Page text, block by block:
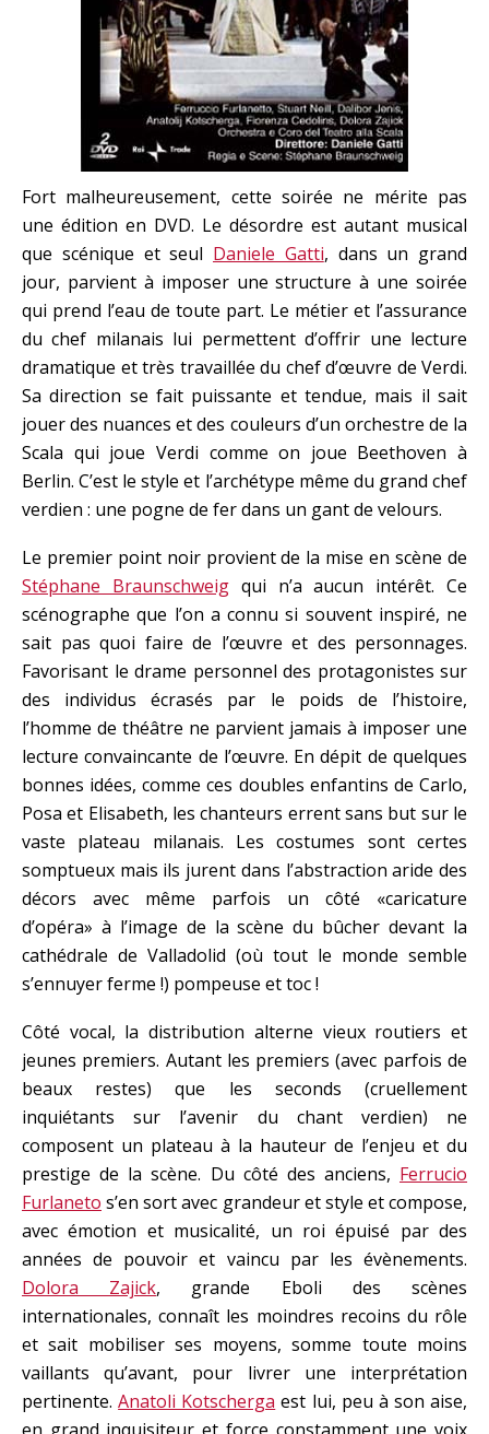
Fort malheureusement, cette soirée ne mérite pas
une édition en DVD. Le désordre est autant musical
que scénique et seul Daniele Gatti, dans un grand
jour, parvient à imposer une structure à une soirée
qui prend l’eau de toute part. Le métier et l’assurance
du chef milanais lui permettent d’offrir une lecture
dramatique et très travaillée du chef d’œuvre de Verdi.
Sa direction se fait puissante et tendue, mais il sait
jouer des nuances et des couleurs d’un orchestre de la
Scala qui joue Verdi comme on joue Beethoven à
Berlin. C’est le style et l’archétype même du grand chef
verdien : une pogne de fer dans un gant de velours.
Le premier point noir provient de la mise en scène de
Stéphane Braunschweigqui n’a aucun intérêt. Ce
scénographe que l’on a connu si souvent inspiré, ne
sait pas quoi faire de l’œuvre et des personnages.
Favorisant le drame personnel des protagonistes sur
des individus écrasés par le poids de l’histoire,
l’homme de théâtre ne parvient jamais à imposer une
lecture convaincante de l’œuvre. En dépit de quelques
bonnes idées, comme ces doubles enfantins de Carlo,
Posa et Elisabeth, les chanteurs errent sans but sur le
vaste plateau milanais. Les costumes sont certes
somptueux mais ils jurent dans l’abstraction aride des
décors avec même parfois un côté «caricature
d’opéra» à l’image de la scène du bûcher devant la
cathédrale de Valladolid (où tout le monde semble
s’ennuyer ferme !) pompeuse et toc !
Côté vocal, la distribution alterne vieux routiers et
jeunes premiers. Autant les premiers (avec parfois de
beaux restes) que les seconds (cruellement
inquiétants sur l’avenir du chant verdien) ne
composent un plateau à la hauteur de l’enjeu et du
prestige de la scène. Du côté des anciens, Ferrucio
Furlaneto s’en sort avec grandeur et style et compose,
avec émotion et musicalité, un roi épuisé par des
années de pouvoir et vaincu par les évènements.
Dolora Zajick, grande Eboli des scènes
internationales, connaît les moindres recoins du rôle
et sait mobiliser ses moyens, somme toute moins
vaillants qu’avant, pour livrer une interprétation
pertinente.Anatoli Kotscherga est lui, peu à son aise,